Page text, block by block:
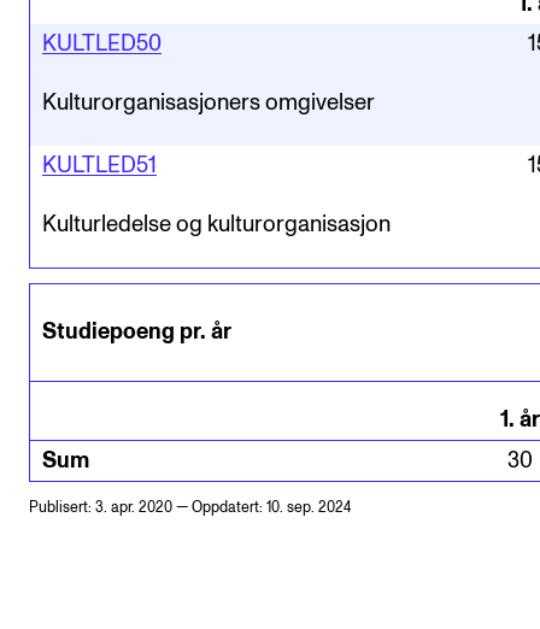
KULTLED50
Kulturorganisasjoners omgivelser
KULTLED51
Kulturledelse og kulturorganisasjon
Studiepoeng pr. år
1. år
Sum
30
Publisert: 3. apr. 2020 — Oppdatert: 10. sep. 2024